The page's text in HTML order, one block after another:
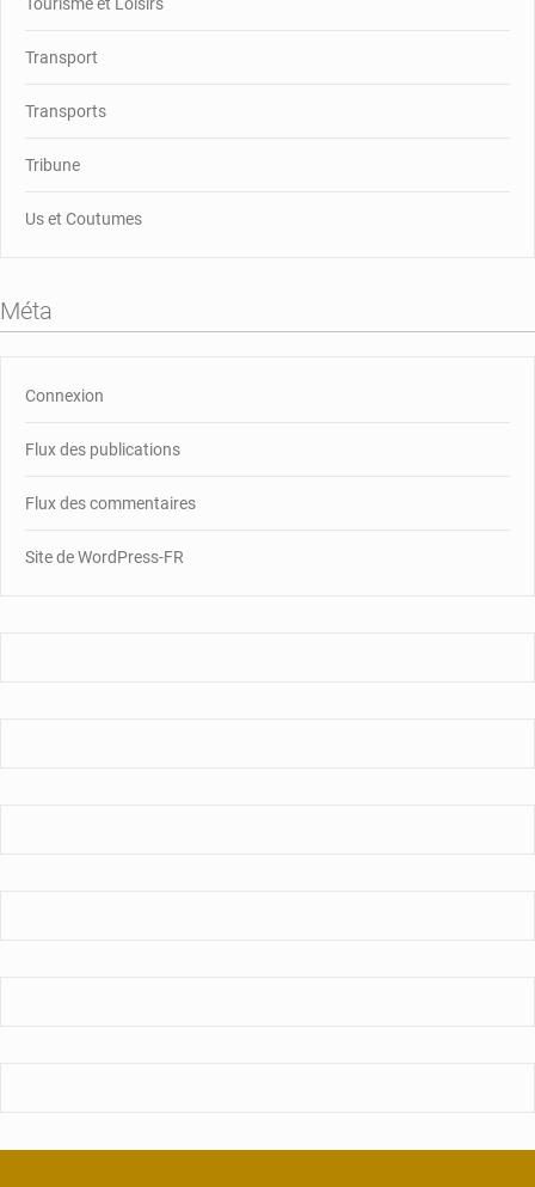
Transport
Transports
Tribune
Us et Coutumes
Méta
Connexion
Flux des publications
Flux des commentaires
Site de WordPress-FR